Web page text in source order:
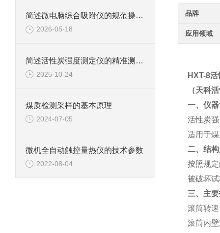
品牌
应用领域
HXT-8活
（天科
一、仪
活性炭
适用于
二、结
按照规
被破坏
三、主
滚筒转
滚筒内
简述微电脑综合吸附仪的规范操作流程
2026-05-18
简述活性炭强度测定仪的精准测试方法
2025-10-24
煤质检测采样的基本原理
2024-07-05
微机全自动触控量热仪的技术参数
2022-08-04